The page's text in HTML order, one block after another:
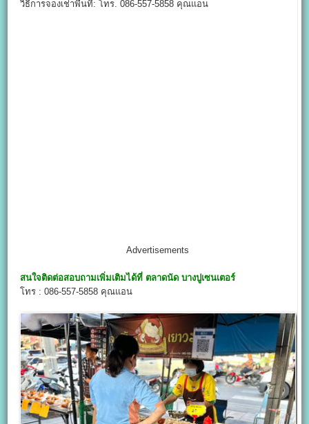
วิธีการจองเช่าพื้นที่: โทร. 086-557-5858 คุณแอน
Advertisements
สนใจติดต่อสอบถามเพิ่มเติมได้ที่ ตลาดนัด บางปูเซนเตอร์
โทร : 086-557-5858 คุณแอน